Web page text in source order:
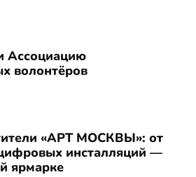
Ассоциацию
волонтёров
«АРТ МОСКВЫ»: от
инсталляций —
ярмарке